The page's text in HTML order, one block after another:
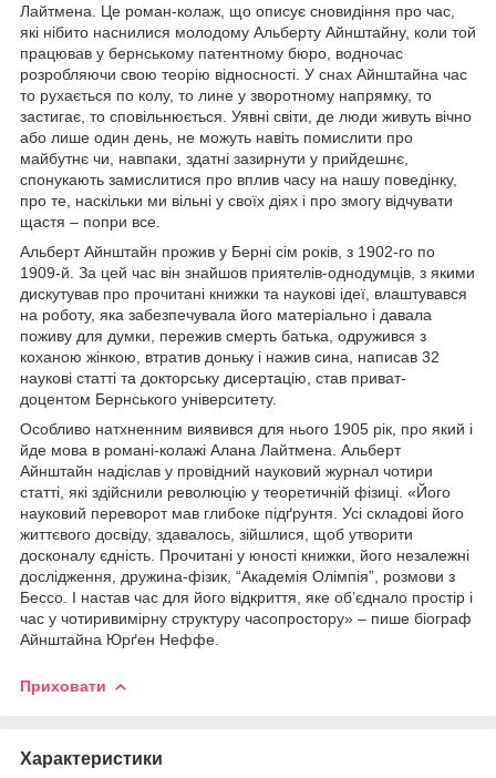
Лайтмена. Це роман-колаж, що описує сновидіння про час,
які нібито наснилися молодому Альберту Айнштайну, коли той
працював у бернському патентному бюро, водночас
розробляючи свою теорію відносності. У снах Айнштайна час
то рухається по колу, то лине у зворотному напрямку, то
застигає, то сповільнюється. Уявні світи, де люди живуть вічно
або лише один день, не можуть навіть помислити про
майбутнє чи, навпаки, здатні зазирнути у прийдешнє,
спонукають замислитися про вплив часу на нашу поведінку,
про те, наскільки ми вільні у своїх діях і про змогу відчувати
щастя – попри все.
Альберт Айнштайн прожив у Берні сім років, з 1902-го по
1909-й. За цей час він знайшов приятелів-однодумців, з якими
дискутував про прочитані книжки та наукові ідеї, влаштувався
на роботу, яка забезпечувала його матеріально і давала
поживу для думки, пережив смерть батька, одружився з
коханою жінкою, втратив доньку і нажив сина, написав 32
наукові статті та докторську дисертацію, став приват-
доцентом Бернського університету.
Особливо натхненним виявився для нього 1905 рік, про який і
йде мова в романі-колажі Алана Лайтмена. Альберт
Айнштайн надіслав у провідний науковий журнал чотири
статті, які здійснили революцію у теоретичній фізиці. «Його
науковий переворот мав глибоке підґрунтя. Усі складові його
життєвого досвіду, здавалось, зійшлися, щоб утворити
досконалу єдність. Прочитані у юності книжки, його незалежні
дослідження, дружина-фізик, “Академія Олімпія”, розмови з
Бессо. І настав час для його відкриття, яке об’єднало простір і
час у чотиривимірну структуру часопростору» – пише біограф
Айнштайна Юрґен Неффе.
Приховати
Характеристики